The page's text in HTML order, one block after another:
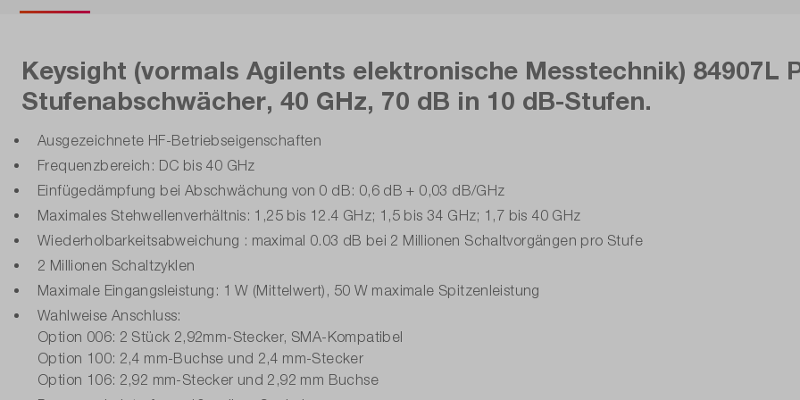
Keysight (vormals Agilents elektronische Messtechnik) 84907L
Stufenabschwächer, 40 GHz, 70 dB in 10 dB-Stufen.
Ausgezeichnete HF-Betriebseigenschaften
Frequenzbereich: DC bis 40 GHz
Einfügedämpfung bei Abschwächung von 0 dB: 0,6 dB + 0,03 dB/GHz
Maximales Stehwellenverhältnis: 1,25 bis 12.4 GHz; 1,5 bis 34 GHz; 1,7 bis 40 GHz
Wiederholbarkeitsabweichung : maximal 0.03 dB bei 2 Millionen Schaltvorgängen pro Stufe
2 Millionen Schaltzyklen
Maximale Eingangsleistung: 1 W (Mittelwert), 50 W maximale Spitzenleistung
Wahlweise Anschluss:
Option 006: 2 Stück 2,92mm-Stecker, SMA-Kompatibel
Option 100: 2,4 mm-Buchse und 2,4 mm-Stecker
Option 106: 2,92 mm-Stecker und 2,92 mm Buchse